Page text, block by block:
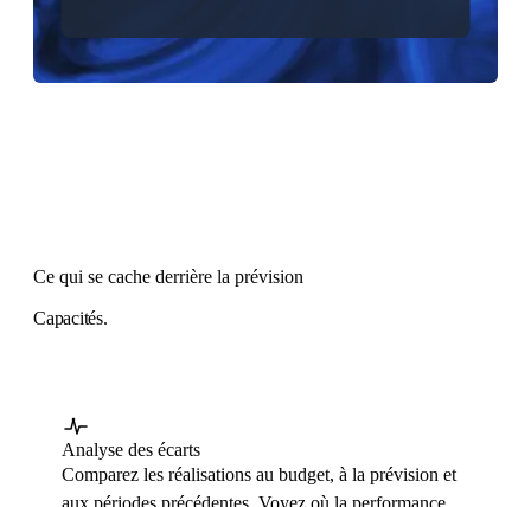
Ce qui se cache derrière la prévision
Capacités.
Analyse des écarts
Comparez les réalisations au budget, à la prévision et
aux périodes précédentes. Voyez où la performance